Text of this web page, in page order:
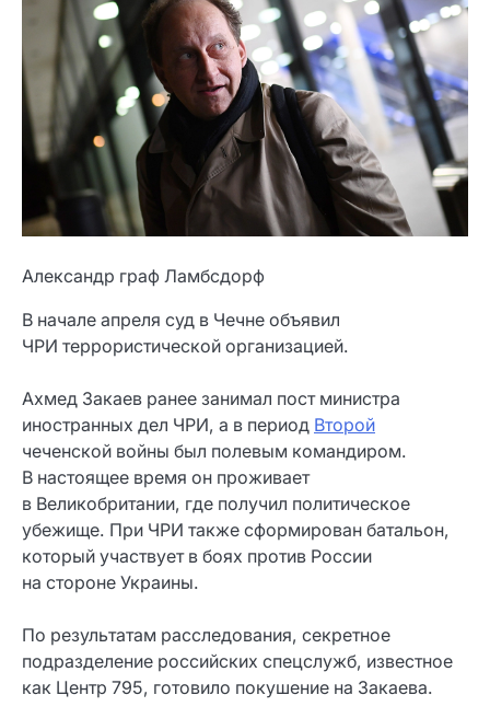
Александр граф Ламбсдорф
В начале апреля суд в Чечне объявил
ЧРИ террористической организацией.
Ахмед Закаев ранее занимал пост министра
иностранных дел ЧРИ, а в период Второй
чеченской войны был полевым командиром.
В настоящее время он проживает
в Великобритании, где получил политическое
убежище. При ЧРИ также сформирован батальон,
который участвует в боях против России
на стороне Украины.
По результатам расследования, секретное
подразделение российских спецслужб, известное
как Центр 795, готовило покушение на Закаева.